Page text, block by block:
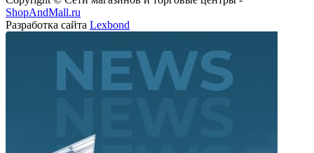
ShopAndMall.ru
Разработка сайта Lexbond